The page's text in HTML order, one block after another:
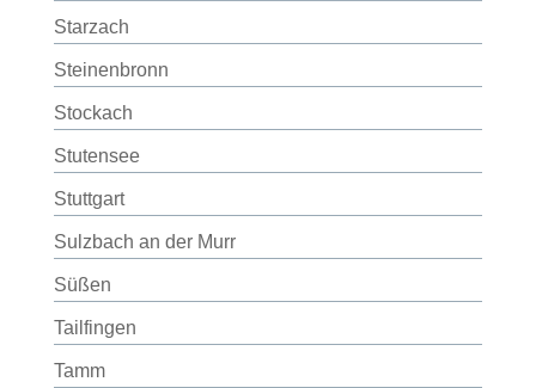
Starzach
Steinenbronn
Stockach
Stutensee
Stuttgart
Sulzbach an der Murr
Süßen
Tailfingen
Tamm